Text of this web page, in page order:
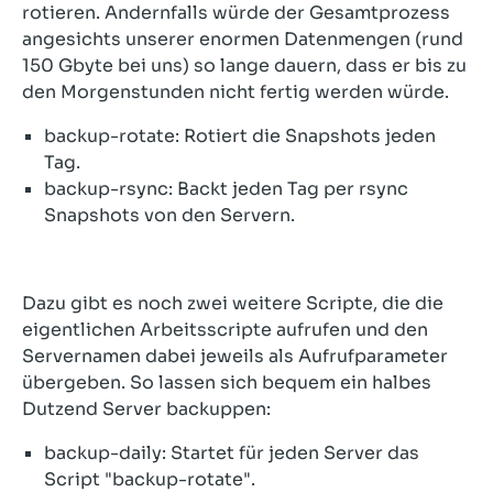
rotieren. Andernfalls würde der Gesamtprozess
angesichts unserer enormen Datenmengen (rund
150 Gbyte bei uns) so lange dauern, dass er bis zu
den Morgenstunden nicht fertig werden würde.
backup-rotate: Rotiert die Snapshots jeden
Tag.
backup-rsync: Backt jeden Tag per rsync
Snapshots von den Servern.
Dazu gibt es noch zwei weitere Scripte, die die
eigentlichen Arbeitsscripte aufrufen und den
Servernamen dabei jeweils als Aufrufparameter
übergeben. So lassen sich bequem ein halbes
Dutzend Server backuppen:
backup-daily: Startet für jeden Server das
Script "backup-rotate".